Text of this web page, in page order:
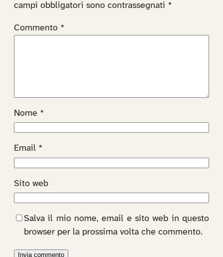
campi obbligatori sono contrassegnati *
Commento *
Nome *
Email *
Sito web
Salva il mio nome, email e sito web in questo
browser per la prossima volta che commento.